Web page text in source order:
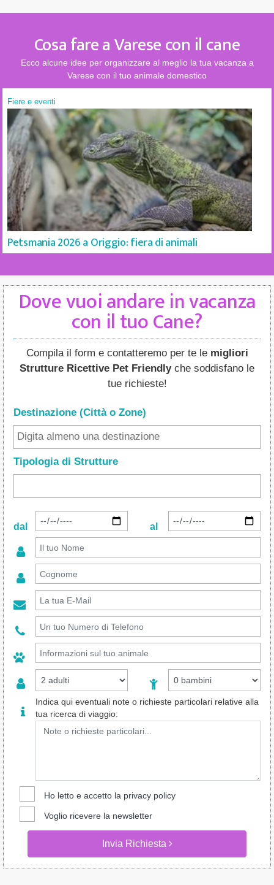
Cosa fare a Varese con il cane
Ecco alcune idee per organizzare al meglio la tua vacanza a
Varese con il tuo animale domestico
Fiere e eventi
Petsmania 2026 a Origgio: fiera di animali
Dove vuoi andare in vacanza
con il tuo Cane?
Compila il form e contatteremo per te le migliori
Strutture Ricettive Pet Friendlyche soddisfano le
tue richieste!
Destinazione (Città o Zone)
Tipologia di Strutture
dal al
Indica qui eventuali note o richieste particolari relative alla
tua ricerca di viaggio:
Ho letto e accetto la privacy policy
Voglio ricevere la newsletter
Invia Richiesta